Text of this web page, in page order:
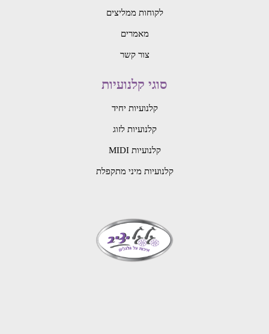
לקוחות ממליצים
מאמרים
צור קשר
סוגי קלנועיות
קלנועיות יחיד
קלנועיות לזוג
קלנועיות MIDI
קלנועיות מיני מתקפלת